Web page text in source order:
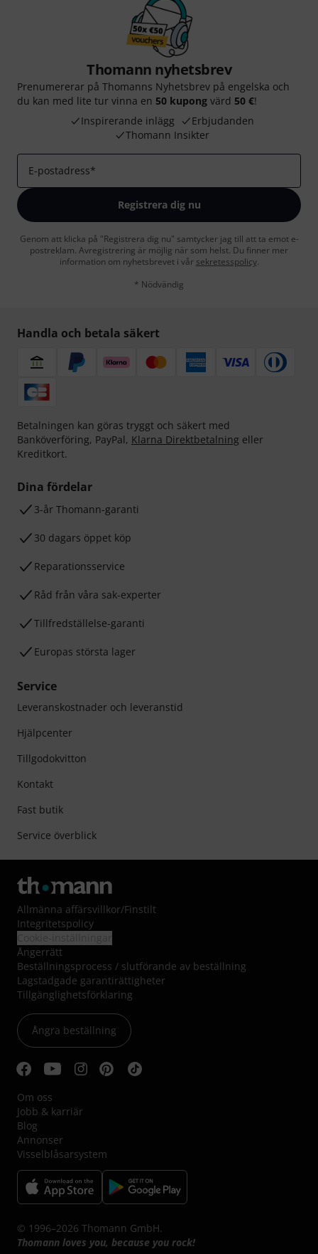
Thomann nyhetsbrev
Prenumererar på Thomanns Nyhetsbrev på engelska och
du kan med lite tur vinna en 50 kupong värd 50 €!
Inspirerande inlägg
Erbjudanden
Thomann Insikter
E-postadress*
Registrera dig nu
Genom att klicka på "Registrera dig nu" samtycker jag till att ta emot e-
postreklam. Avregistrering är möjlig när som helst. Du finner mer
information om nyhetsbrevet i vår sekretesspolicy.
* Nödvändig
Handla och betala säkert
Betalningen kan göras tryggt och säkert med
Banköverföring, PayPal, Klarna Direktbetalning eller
Kreditkort.
Dina fördelar
3-år Thomann-garanti
30 dagars öppet köp
Reparationsservice
Råd från våra sak-experter
Tillfredställelse-garanti
Europas största lager
Service
Leveranskostnader och leveranstid
Hjälpcenter
Tillgodokvitton
Kontakt
Fast butik
Service överblick
Allmänna affärsvillkor/Finstilt
Integritetspolicy
Ångerrätt
Beställningsprocess / slutförande av beställning
Lagstadgade garantirättigheter
Tillgänglighetsförklaring
Ångra beställning
Om oss
Jobb & karriär
Blog
Annonser
Visselblåsarsystem
© 1996–2026 Thomann GmbH.
Thomann loves you, because you rock!